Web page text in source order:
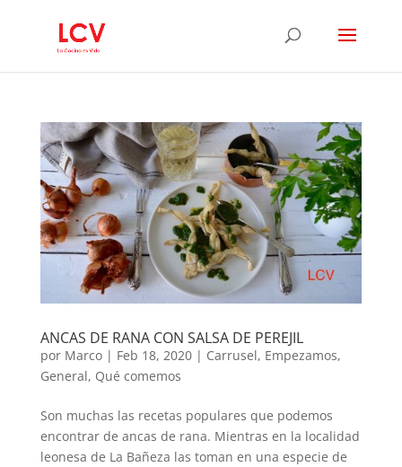
ANCAS DE RANA CON SALSA DE PEREJIL
por Marco| Feb 18, 2020| Carrusel, Empezamos,
General, Qué comemos
Son muchas las recetas populares que podemos
encontrar de ancas de rana. Mientras en la localidad
leonesa de La Bañeza las toman en una especie de